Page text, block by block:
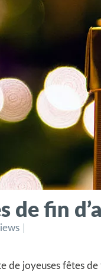
de fin
de joyeuses fêtes